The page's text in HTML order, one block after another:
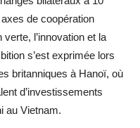
de coopération
l’innovation et la
s’est exprimée lors
britanniques à Hanoï, où
d’investissements
au Vietnam.